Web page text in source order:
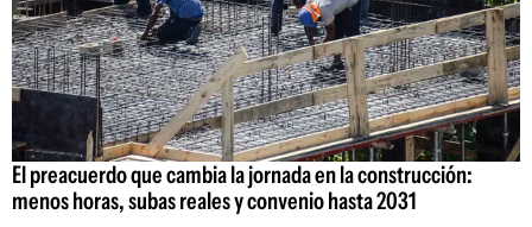
El preacuerdo que cambia la jornada en la construcción:
menos horas, subas reales y convenio hasta 2031